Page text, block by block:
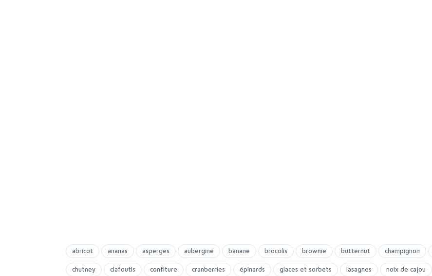
abricot ananas asperges aubergine banane brocolis brownie butternut champignon
chutney clafoutis confiture cranberries épinards glaces et sorbets lasagnes noix de cajou